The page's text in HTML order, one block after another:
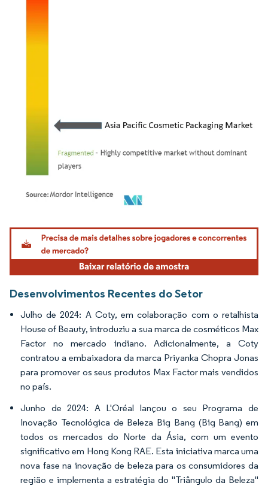
Imagem © Mordor Intelligence. O reuso requer atribuição conforme CC BY 4.0.
Desenvolvimentos Recentes do Setor
Julho de 2024: A Coty, em colaboração com o retalhista
House of Beauty, introduziu a sua marca de cosméticos Max
Factor no mercado indiano. Adicionalmente, a Coty
contratou a embaixadora da marca Priyanka Chopra Jonas
para promover os seus produtos Max Factor mais vendidos
no país.
Junho de 2024: A L'Oréal lançou o seu Programa de
Inovação Tecnológica de Beleza Big Bang (Big Bang) em
todos os mercados do Norte da Ásia, com um evento
significativo em Hong Kong RAE. Esta iniciativa marca uma
nova fase na inovação de beleza para os consumidores da
região e implementa a estratégia do "Triângulo da Beleza"